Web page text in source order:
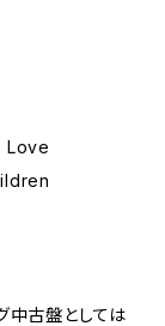
Love
中古盤としては